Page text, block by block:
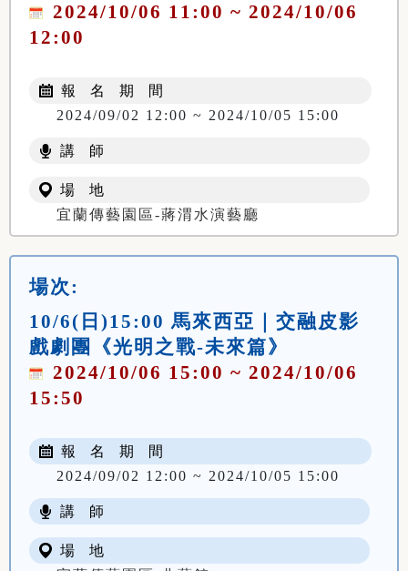
2024/10/06 11:00 ~ 2024/10/06
12:00
報 名 期 間
2024/09/02 12:00 ~ 2024/10/05 15:00
講 師
場 地
宜蘭傳藝園區-蔣渭水演藝廳
場次:
10/6(日)15:00 馬來西亞｜交融皮影
戲劇團《光明之戰-未來篇》
2024/10/06 15:00 ~ 2024/10/06
15:50
報 名 期 間
2024/09/02 12:00 ~ 2024/10/05 15:00
講 師
場 地